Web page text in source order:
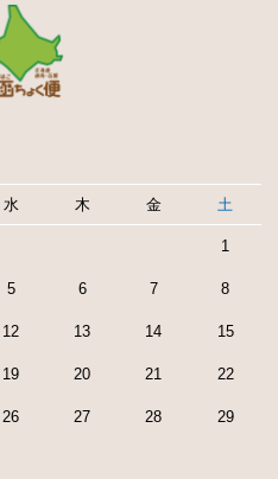
水 木 金 土
1
5 6 7 8
12 13 14 15
19 20 21 22
26 27 28 29